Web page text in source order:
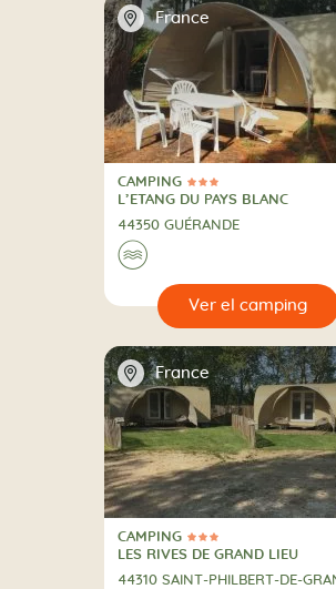
📍 France
3 Estrellas
CAMPING
CAMPING
L’ETANG DU PAYS BLANC
44350 GUÉRANDE
🌊
📍 France
3 Estrellas
CAMPING
CAMPING
LES RIVES DE GRAND LIEU
44310 SAINT-PHILBERT-DE-